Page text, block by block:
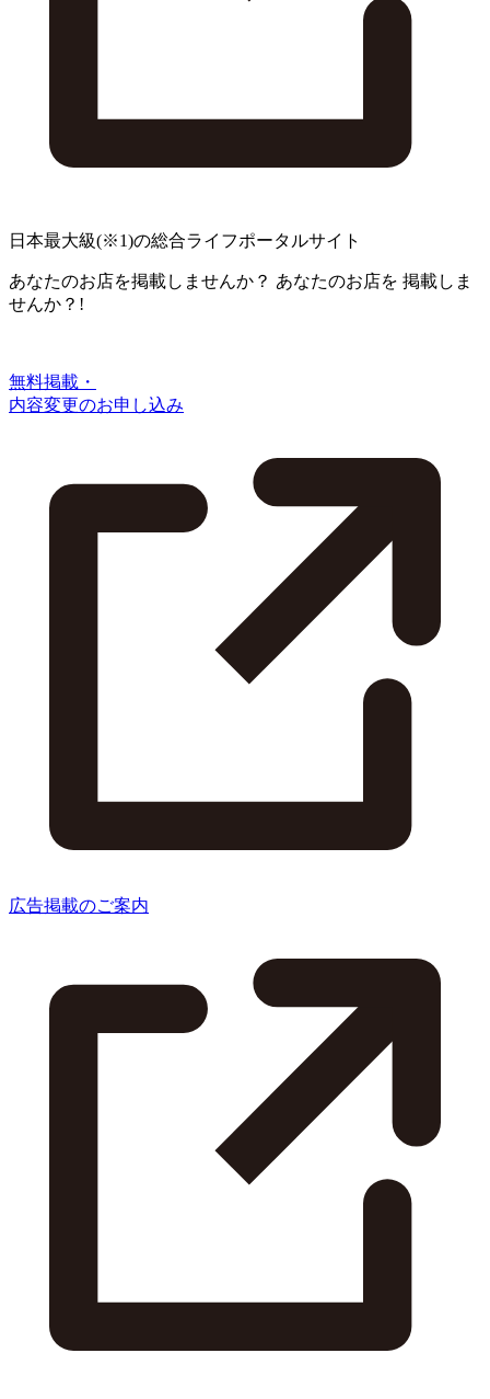
日本最大級(※1)の総合ライフポータルサイト
あなたのお店を掲載しませんか？ あなたのお店を 掲載しま
せんか？!
無料掲載・
内容変更のお申し込み
広告掲載のご案内